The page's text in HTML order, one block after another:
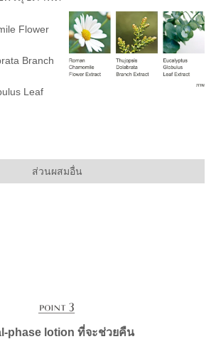
Flower
Branch
Leaf
ส่วนผสมอื่น
phase lotion ที่จะช่วยคืน